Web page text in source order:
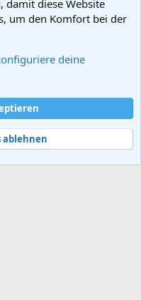
XenForo Ltd.
, damit diese Website
um den Komfort bei der
deine
ablehnen